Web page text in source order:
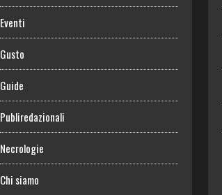
Eventi
Gusto
Guide
Publiredazionali
Necrologie
Chi siamo